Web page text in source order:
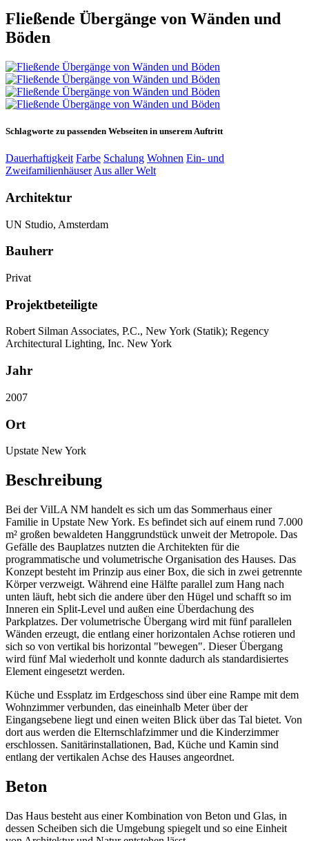
Fließende Übergänge von Wänden und
Böden
Schlagworte zu passenden Webseiten in unserem Auftritt
Dauerhaftigkeit Farbe Schalung Wohnen Ein- und
Zweifamilienhäuser Aus aller Welt
Architektur
UN Studio, Amsterdam
Bauherr
Privat
Projektbeteiligte
Robert Silman Associates, P.C., New York (Statik); Regency
Architectural Lighting, Inc. New York
Jahr
2007
Ort
Upstate New York
Beschreibung
Bei der VilLA NM handelt es sich um das Sommerhaus einer
Familie in Upstate New York. Es befindet sich auf einem rund 7.000
m² großen bewaldeten Hanggrundstück unweit der Metropole. Das
Gefälle des Bauplatzes nutzten die Architekten für die
programmatische und volumetrische Organisation des Hauses. Das
Konzept besteht im Prinzip aus einer Box, die sich in zwei getrennte
Körper verzweigt. Während eine Hälfte parallel zum Hang nach
unten läuft, hebt sich die andere über den Hügel und schafft so im
Inneren ein Split-Level und außen eine Überdachung des
Parkplatzes. Der volumetrische Übergang wird mit fünf parallelen
Wänden erzeugt, die entlang einer horizontalen Achse rotieren und
sich so von vertikal bis horizontal "bewegen". Dieser Übergang
wird fünf Mal wiederholt und konnte dadurch als standardisiertes
Element eingesetzt werden.
Küche und Essplatz im Erdgeschoss sind über eine Rampe mit dem
Wohnzimmer verbunden, das eineinhalb Meter über der
Eingangsebene liegt und einen weiten Blick über das Tal bietet. Von
dort aus werden die Elternschlafzimmer und die Kinderzimmer
erschlossen. Sanitärinstallationen, Bad, Küche und Kamin sind
entlang der vertikalen Achse des Hauses angeordnet.
Beton
Das Haus besteht aus einer Kombination von Beton und Glas, in
dessen Scheiben sich die Umgebung spiegelt und so eine Einheit